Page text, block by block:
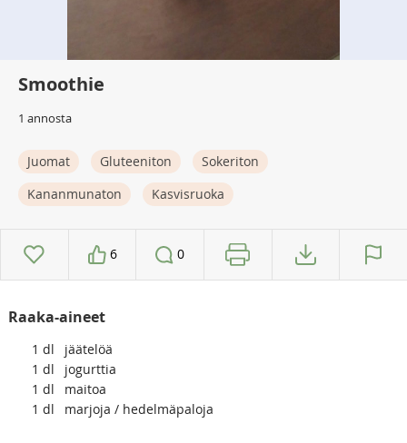
Smoothie
1 annosta
Juomat Gluteeniton
Sokeriton
Kananmunaton
Kasvisruoka
6 0
Raaka-aineet
1 dl
jäätelöä
1 dl
jogurttia
1 dl
maitoa
1 dl marjoja / hedelmäpaloja